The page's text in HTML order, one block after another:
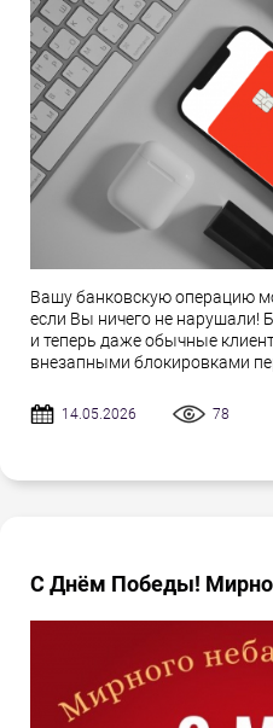
Вашу банковскую операцию
если Вы ничего не нарушали!
и теперь даже обычные
внезапными блокировками
14.05.2026 78
С Днём Победы!